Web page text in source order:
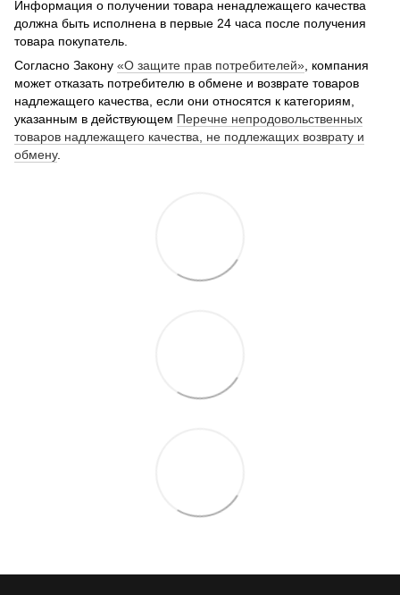
Информация о получении товара ненадлежащего качества
должна быть исполнена в первые 24 часа после получения
товара покупатель.
Согласно Закону «О защите прав потребителей» , компания
может отказать потребителю в обмене и возврате товаров
надлежащего качества, если они относятся к категориям,
указанным в действующем Перечне непродовольственных
товаров надлежащего качества, не подлежащих возврату и
обмену.